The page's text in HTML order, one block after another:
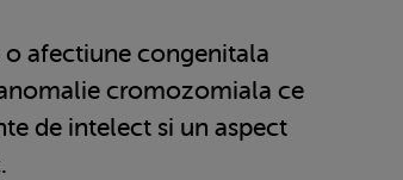
afectiune congenitala
cromozomiala ce
de intelect si un aspect